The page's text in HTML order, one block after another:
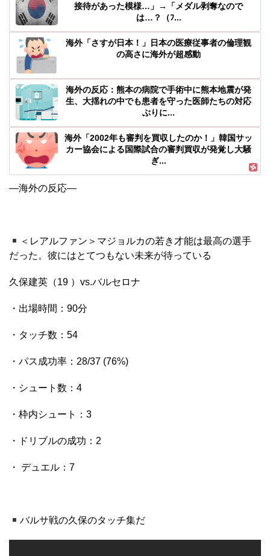
接待があった模様…」→「メダル剥奪なので
は…？（ﾌ...
海外「さすが日本！」日本の医療従事者の倫理観
の高さに海外が超感動
海外の反応：熊本の病院で手術中に熊本地震が発
生、大揺れの中でも患者を守った医師たちの対応
ぶりに...
海外「2002年も審判を買収したのか！」韓国サッ
カー協会による国際試合の審判買収が発覚し大騒
ぎ...
―海外の反応―
＜レアルファン＞マジョルカの若き才能は最高の選手
だった。彼にはとてつもない未来が待っている
久保建英（19 ）vs.バルセロナ
・出場時間：90分
・タッチ数：54
・パス成功率：28/37 (76%)
・シュート数：4
・枠内シュート：3
・ドリブルの成功：2
・ デュエル：7
バルサ戦の久保のタッチ集だ